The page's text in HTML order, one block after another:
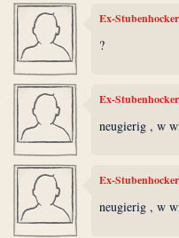
Ex-
?
Ex-
neugierig , w
Ex-
neugierig , w